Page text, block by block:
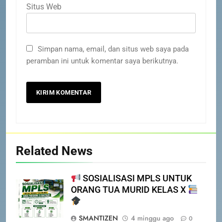
Situs Web
Simpan nama, email, dan situs web saya pada
peramban ini untuk komentar saya berikutnya.
Related News
SOSIALISASI MPLS UNTUK
ORANG TUA MURID KELAS X
SMANTIZEN 4 minggu ago 0
ORANG TUA MURID KELAS X
MPLS 2026 SEKOLAH
Ramadhani Setyabudi atas
prestasi meraih Medali Emas
PRESTASI SEKOLAH
4
PERHATIAN SISWA/I SMA